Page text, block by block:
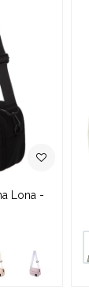
Lona -